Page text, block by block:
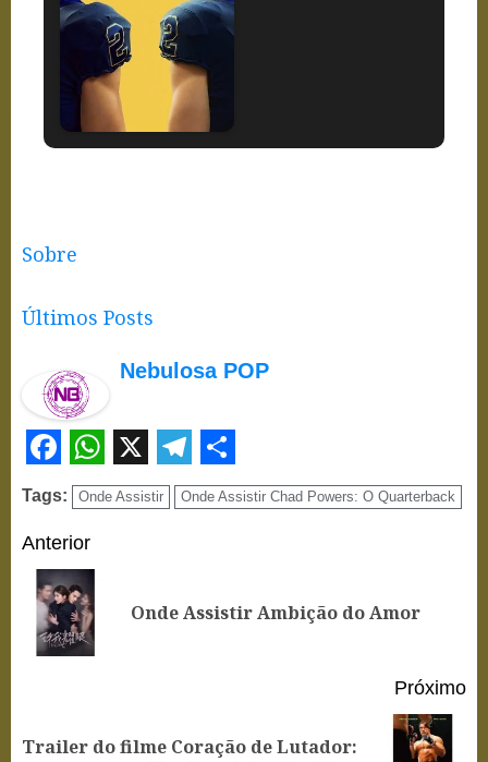
Sobre
Últimos Posts
Nebulosa POP
Facebook
WhatsApp
X Telegram
Share
Tags: Onde Assistir Onde Assistir Chad Powers: O Quarterback
Continue
Reading
Anterior
Onde Assistir Ambição do Amor
Próximo
Próximo
Trailer do filme Coração de Lutador: